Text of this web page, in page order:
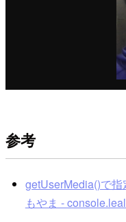
参考
getUserMedia()で
もやま -